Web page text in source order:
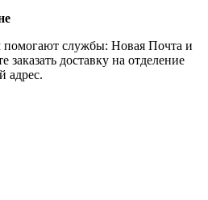
помогают службы: Новая Почта и
доставку на отделение
адрес.